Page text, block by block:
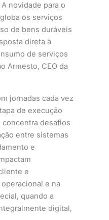
novidade para o
os serviços
de bens duráveis
direta à
de serviços
Armesto, CEO da
jornadas cada vez
de execução
desafios
entre sistemas
e
e
e na
quando a
digital,